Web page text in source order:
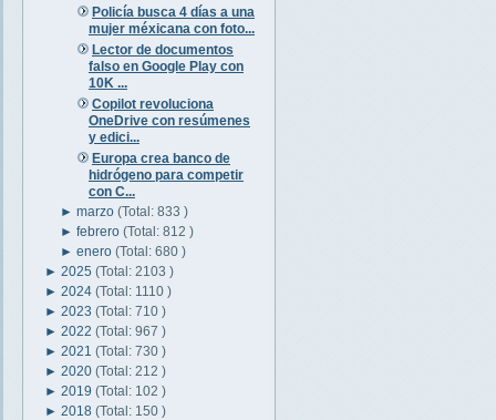
Policía busca 4 días a una
mujer méxicana con foto...
Lector de documentos
falso en Google Play con
10K ...
Copilot revoluciona
OneDrive con resúmenes
y edici...
Europa crea banco de
hidrógeno para competir
con C...
►marzo(Total: 833 )
►febrero(Total: 812 )
►enero(Total: 680 )
► 2025 (Total: 2103 )
► 2024 (Total: 1110 )
► 2023 (Total: 710 )
► 2022 (Total: 967 )
► 2021 (Total: 730 )
► 2020 (Total: 212 )
► 2019 (Total: 102 )
► 2018 (Total: 150 )